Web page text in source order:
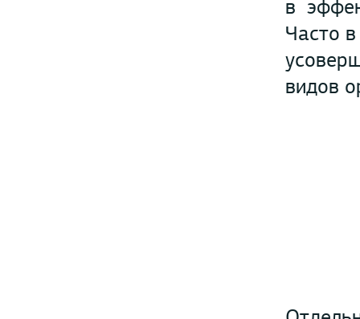
в
Часто
видов